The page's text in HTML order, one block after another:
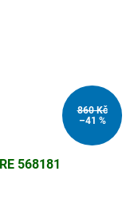
860 Kč
–41 %
568181